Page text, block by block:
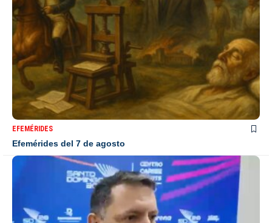
EFEMÉRIDES
Efemérides del 7 de agosto